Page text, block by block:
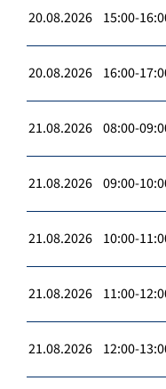
20.08.2026 15:00-
20.08.2026 16:00-
21.08.2026 08:00-
21.08.2026 09:00-
21.08.2026 10:00-
21.08.2026 11:00-
21.08.2026 12:00-